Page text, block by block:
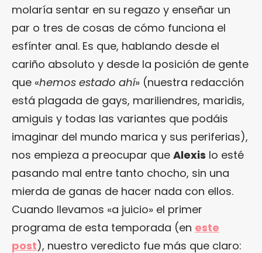
molaría sentar en su regazo y enseñar un
par o tres de cosas de cómo funciona el
esfínter anal. Es que, hablando desde el
cariño absoluto y desde la posición de gente
que «hemos estado ahí» (nuestra redacción
está plagada de gays, mariliendres, maridis,
amiguis y todas las variantes que podáis
imaginar del mundo marica y sus periferias),
nos empieza a preocupar que Alexis lo esté
pasando mal entre tanto chocho, sin una
mierda de ganas de hacer nada con ellos.
Cuando llevamos «a juicio» el primer
programa de esta temporada (en este
post), nuestro veredicto fue más que claro: